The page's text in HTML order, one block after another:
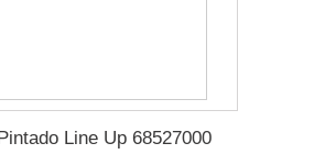
Line Up 68527000